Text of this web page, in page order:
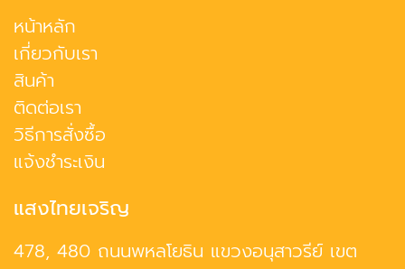
หน้าหลัก
เกี่ยวกับเรา
สินค้า
ติดต่อเรา
วิธีการสั่งซื้อ
แจ้งชำระเงิน
แสงไทยเจริญ
478, 480 ถนนพหลโยธิน แขวงอนุสาวรีย์ เขต